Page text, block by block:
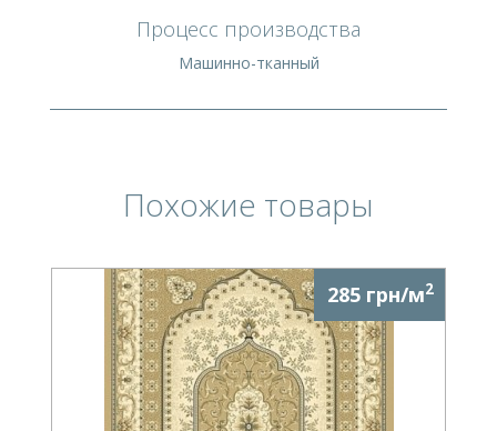
Процесс производства
Машинно-тканный
Похожие товары
285 грн/м2